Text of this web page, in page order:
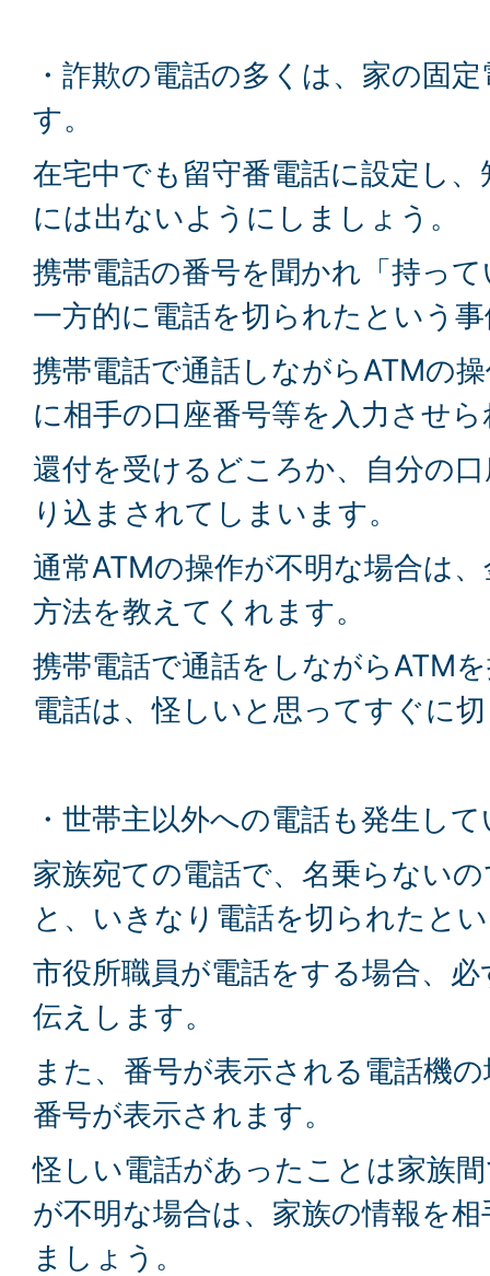
・詐欺の電話の多くは、家の固
す。
在宅中でも留守番電話に設定し
には出ないようにしましょう。
携帯電話の番号を聞かれ「持っ
一方的に電話を切られたという
携帯電話で通話しながらATMの
に相手の口座番号等を入力させ
還付を受けるどころか、自分の
り込まされてしまいます。
通常ATMの操作が不明な場合は
方法を教えてくれます。
携帯電話で通話をしながらATM
電話は、怪しいと思ってすぐに
・世帯主以外への電話も発生し
家族宛ての電話で、名乗らない
と、いきなり電話を切られたと
市役所職員が電話をする場合、
伝えします。
また、番号が表示される電話機
番号が表示されます。
怪しい電話があったことは家族
が不明な場合は、家族の情報を
ましょう。